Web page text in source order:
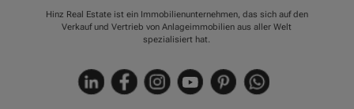
Hinz Real Estate ist ein Immobilienunternehmen, das sich auf den
Verkauf und Vertrieb von Anlageimmobilien aus aller Welt
spezialisiert hat.